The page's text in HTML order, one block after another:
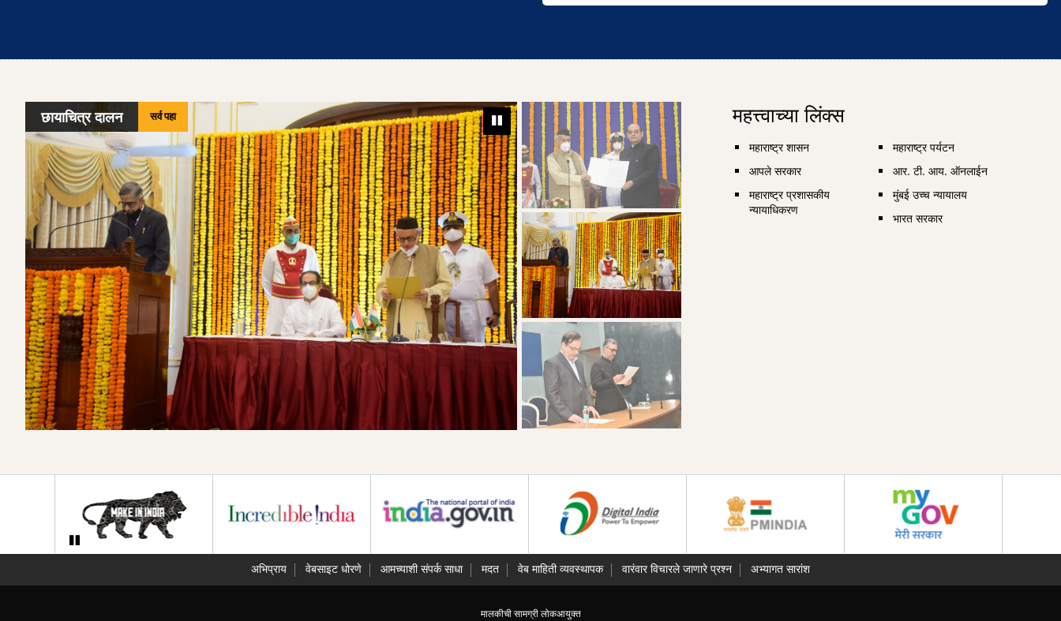
छायाचित्र दालन सर्व पहा महत्त्वाच्या लिंक्स
महाराष्ट्र शासन
महाराष्ट्र पर्यटन
आपले सरकार
आर. टी. आय. ऑनलाईन
महाराष्ट्र प्रशासकीय
न्यायाधिकरण
मुंबई उच्च न्यायालय
भारत सरकार
अभिप्राय वेबसाइट धोरणे आमच्याशी संपर्क साधा मदत वेब माहिती व्यवस्थापक वारंवार विचारले जाणारे प्रश्न अभ्यागत सारांश
मालकीची सामग्री लोकआयुक्त